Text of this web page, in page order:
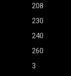
208
230
240
260
3